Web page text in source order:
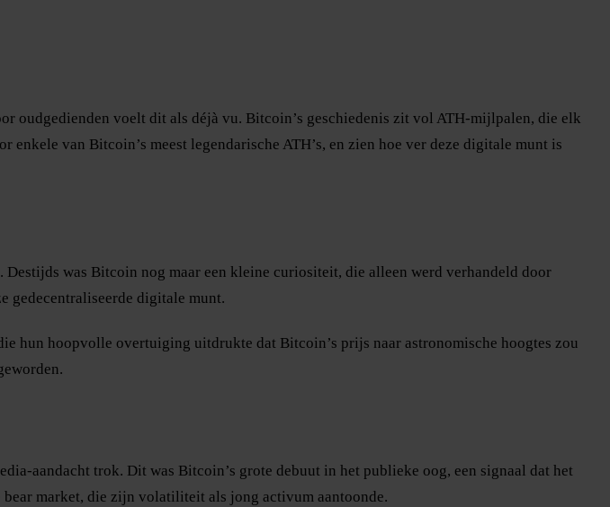
oudgedienden voelt dit als déjà vu. Bitcoin’s geschiedenis zit vol ATH-mijlpalen, die elk
van Bitcoin’s meest legendarische ATH’s, en zien hoe ver deze digitale munt is
Destijds was Bitcoin nog maar een kleine curiositeit, die alleen werd verhandeld door
gedecentraliseerde digitale munt.
hun hoopvolle overtuiging uitdrukte dat Bitcoin’s prijs naar astronomische hoogtes zou
aandacht trok. Dit was Bitcoin’s grote debuut in het publieke oog, een signaal dat het
bear market, die zijn volatiliteit als jong activum aantoonde.